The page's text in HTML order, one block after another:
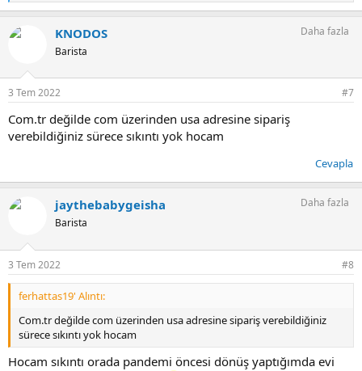
e
k
KNODOS
Barista
Daha fazla
3 Tem 2022 #7
Com.tr değilde com üzerinden usa adresine sipariş
verebildiğiniz sürece sıkıntı yok hocam
Cevapla
jaythebabygeisha
Barista
Daha fazla
3 Tem 2022 #8
ferhattas19' Alıntı:
Com.tr değilde com üzerinden usa adresine sipariş verebildiğiniz
sürece sıkıntı yok hocam
Hocam sıkıntı orada pandemi öncesi dönüş yaptığımda evi